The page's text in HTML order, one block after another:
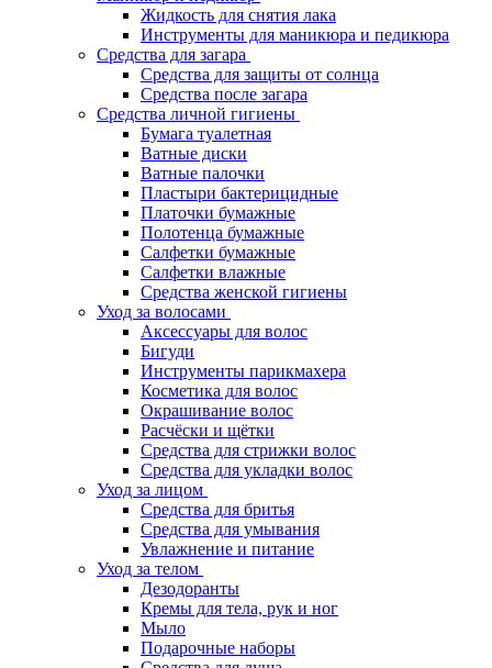
Жидкость для снятия лака
Инструменты для маникюра и педикюра
Средства для загара
Средства для защиты от солнца
Средства после загара
Средства личной гигиены
Бумага туалетная
Ватные диски
Ватные палочки
Пластыри бактерицидные
Платочки бумажные
Полотенца бумажные
Салфетки бумажные
Салфетки влажные
Средства женской гигиены
Уход за волосами
Аксессуары для волос
Бигуди
Инструменты парикмахера
Косметика для волос
Окрашивание волос
Расчёски и щётки
Средства для стрижки волос
Средства для укладки волос
Уход за лицом
Средства для бритья
Средства для умывания
Увлажнение и питание
Уход за телом
Дезодоранты
Кремы для тела, рук и ног
Мыло
Подарочные наборы